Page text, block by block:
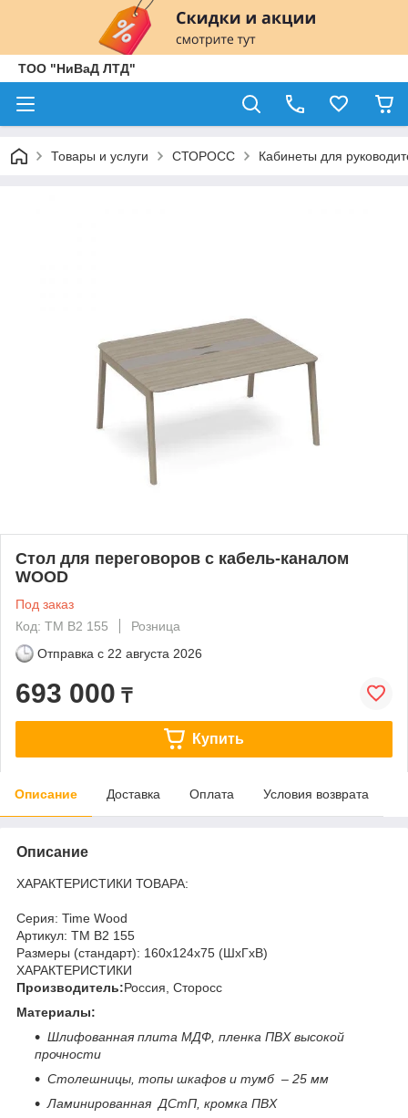
ТОО "НиВаД ЛТД"
Товары и услуги СТОРОСС Кабинеты для
Стол для переговоров с кабель-каналом
WOOD
Под заказ
Код: ТМ В2 155
Розница
Отправка с 22 августа 2026
693 000 ₸
Купить
Описание Доставка Оплата Условия возврата
Описание
ХАРАКТЕРИСТИКИ ТОВАРА:
Серия: Time Wood
Артикул: ТМ В2 155
Размеры (стандарт): 160x124x75 (ШхГхВ)
ХАРАКТЕРИСТИКИ
Производитель:Россия, Сторосс
Материалы:
Шлифованная плита МДФ, пленка ПВХ высокой
прочности
Столешницы, топы шкафов и тумб – 25 мм
Ламинированная ДСтП, кромка ПВХ